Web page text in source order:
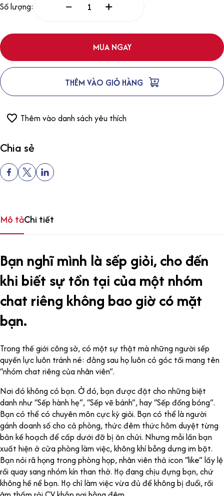
Số lượng:
MUA NGAY
THÊM VÀO GIỎ HÀNG
Thêm vào danh sách yêu thích
Chia sẻ
Mô tảChi tiết
Bạn nghĩ mình là sếp giỏi, cho đến
khi biết sự tồn tại của một nhóm
chat riêng không bao giờ có mặt
bạn.
Trong thế giới công sở, có một sự thật mà những người sếp
quyền lực luôn tránh né: đằng sau họ luôn có góc tối mang tên
“nhóm chat riêng của nhân viên”.
Nơi đó không có bạn. Ở đó, bạn được đặt cho những biệt
danh như “Sếp hành hẹ”, “Sếp vẽ bánh”, hay “Sếp đồng bóng”.
Bạn có thể có chuyên môn cực kỳ giỏi. Bạn có thể là người
gánh doanh số cho cả phòng, thức đêm thức hôm duyệt từng
bản kế hoạch để cấp dưới đỡ bị ăn chửi. Nhưng mỗi lần bạn
xuất hiện ở cửa phòng làm việc, không khí bỗng dưng im bặt.
Bạn nói rã họng trong phòng họp, nhân viên thả icon “like” lấy lệ
rồi quay sang nhóm kín than thở. Họ đang chịu đựng bạn, chứ
không hề nể bạn. Họ chỉ làm việc vừa đủ để không bị đuổi, rồi